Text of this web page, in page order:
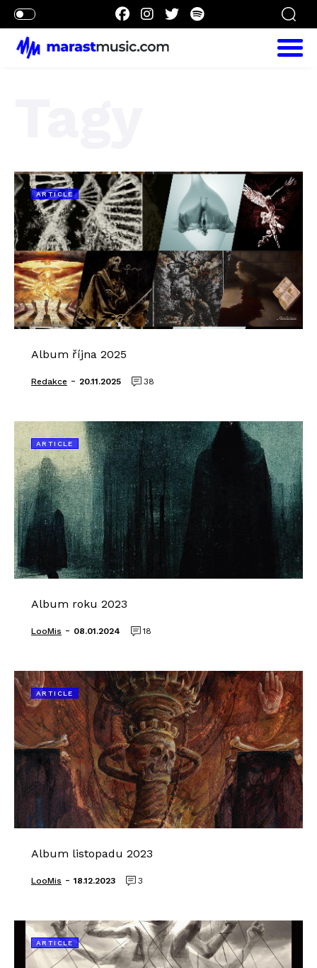
ARTICLE
Album října 2025
Redakce - 20.11.2025 38
ARTICLE
Album roku 2023
LooMis - 08.01.2024 18
ARTICLE
Album listopadu 2023
LooMis - 18.12.2023 3
ARTICLE